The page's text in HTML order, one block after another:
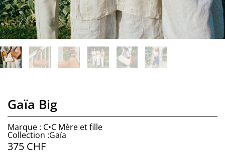
Gaïa Big
Marque : C•C Mère et fille
Collection :Gaïa
375 CHF